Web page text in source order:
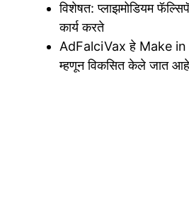
विशेषत: प्लाझमोडियम
कार्य करते
AdFalciVax हे Make in
म्हणून विकसित केले जात आहे